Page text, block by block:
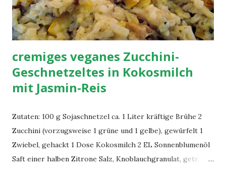
Gewürzen, kräftig Zitronensaft und evtl. Olivenöl
abschmecken.
cremiges veganes Zucchini-
Geschnetzeltes in Kokosmilch
mit Jasmin-Reis
Zutaten: 100 g Sojaschnetzel ca. 1 Liter kräftige Brühe 2
Zucchini (vorzugsweise 1 grüne und 1 gelbe), gewürfelt 1
Zwiebel, gehackt 1 Dose Kokosmilch 2 EL Sonnenblumenöl
Saft einer halben Zitrone Salz, Knoblauchgranulat, getr.